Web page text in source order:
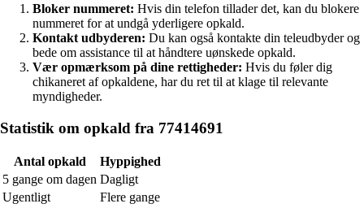
Bloker nummeret: Hvis din telefon tillader det, kan du blokere
nummeret for at undgå yderligere opkald.
Kontakt udbyderen: Du kan også kontakte din teleudbyder og
bede om assistance til at håndtere uønskede opkald.
Vær opmærksom på dine rettigheder: Hvis du føler dig
chikaneret af opkaldene, har du ret til at klage til relevante
myndigheder.
Statistik om opkald fra 77414691
Antal opkald
Hyppighed
5 gange om dagen Dagligt
Ugentligt
Flere gange